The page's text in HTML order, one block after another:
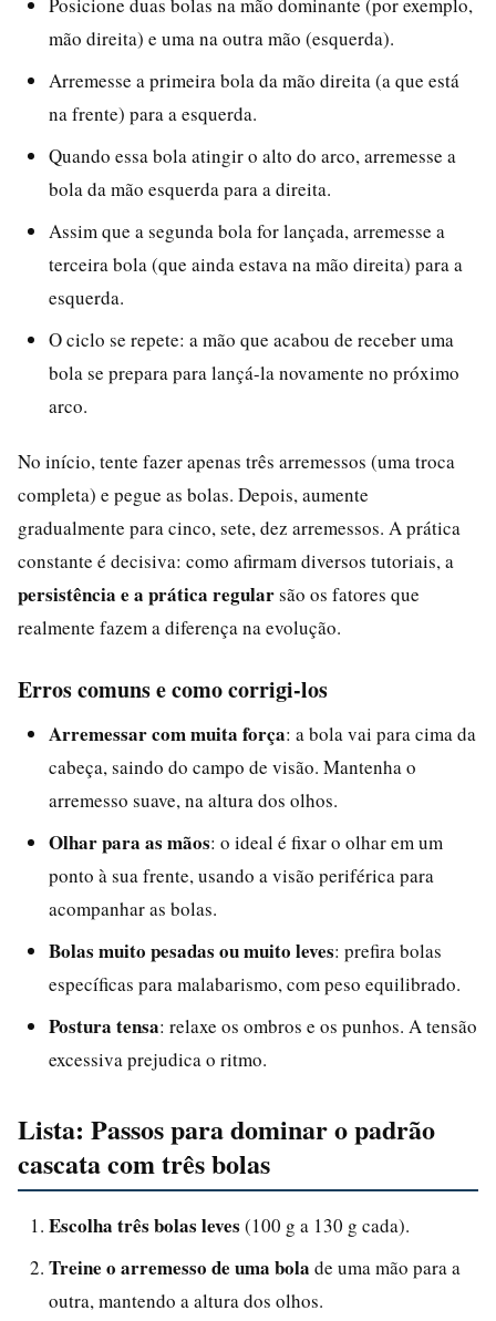
mão direita) e uma na outra mão (esquerda).
Arremesse a primeira bola da mão direita (a que está
na frente) para a esquerda.
Quando essa bola atingir o alto do arco, arremesse a
bola da mão esquerda para a direita.
Assim que a segunda bola for lançada, arremesse a
terceira bola (que ainda estava na mão direita) para a
esquerda.
O ciclo se repete: a mão que acabou de receber uma
bola se prepara para lançá-la novamente no próximo
arco.
No início, tente fazer apenas três arremessos (uma troca
completa) e pegue as bolas. Depois, aumente
gradualmente para cinco, sete, dez arremessos. A prática
constante é decisiva: como afirmam diversos tutoriais, a
persistência e a prática regularsão os fatores que
realmente fazem a diferença na evolução.
Erros comuns e como corrigi-los
Arremessar com muita força: a bola vai para cima da
cabeça, saindo do campo de visão. Mantenha o
arremesso suave, na altura dos olhos.
Olhar para as mãos: o ideal é fixar o olhar em um
ponto à sua frente, usando a visão periférica para
acompanhar as bolas.
Bolas muito pesadas ou muito leves: prefira bolas
específicas para malabarismo, com peso equilibrado.
Postura tensa: relaxe os ombros e os punhos. A tensão
excessiva prejudica o ritmo.
Lista: Passos para dominar o padrão
cascata com três bolas
Escolha três bolas leves (100 g a 130 g cada).
Treine o arremesso de uma bola de uma mão para a
outra, mantendo a altura dos olhos.